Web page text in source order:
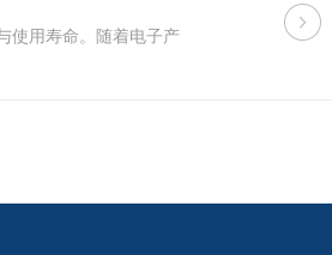
使用寿命。随着电子产